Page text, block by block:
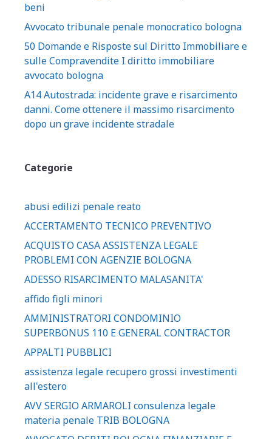
beni
Avvocato tribunale penale monocratico bologna
50 Domande e Risposte sul Diritto Immobiliare e
sulle Compravendite I diritto immobiliare
avvocato bologna
A14 Autostrada: incidente grave e risarcimento
danni. Come ottenere il massimo risarcimento
dopo un grave incidente stradale
Categorie
abusi edilizi penale reato
ACCERTAMENTO TECNICO PREVENTIVO
ACQUISTO CASA ASSISTENZA LEGALE
PROBLEMI CON AGENZIE BOLOGNA
ADESSO RISARCIMENTO MALASANITA'
affido figli minori
AMMINISTRATORI CONDOMINIO
SUPERBONUS 110 E GENERAL CONTRACTOR
APPALTI PUBBLICI
assistenza legale recupero grossi investimenti
all'estero
AVV SERGIO ARMAROLI consulenza legale
materia penale TRIB BOLOGNA